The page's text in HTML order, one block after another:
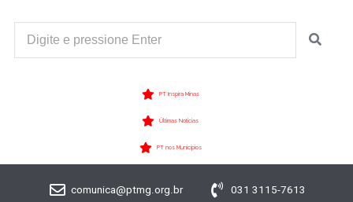
PT Inspira Minas
Últimas Notícias
PT nos Municípios
comunica@ptmg.org.br 031 3115-7613